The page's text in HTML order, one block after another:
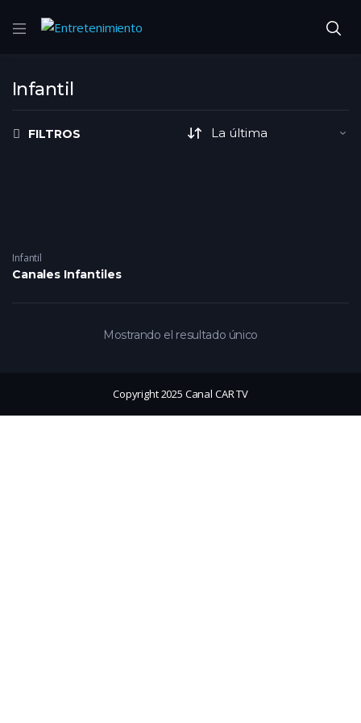
Infantil
FILTROS
Infantil
Canales Infantiles
Mostrando el resultado único
Copyright 2025 Canal CAR TV